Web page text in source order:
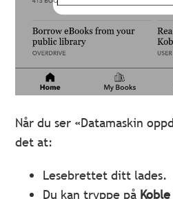
Når du ser «Datamaskin
det at:
Lesebrettet ditt lades.
Du kan tryppe på